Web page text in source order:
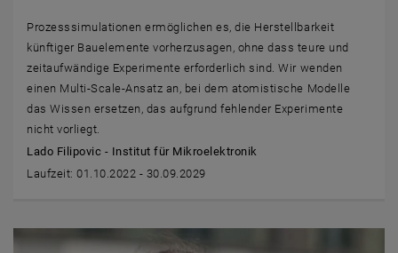
Prozesssimulationen ermöglichen es, die Herstellbarkeit
künftiger Bauelemente vorherzusagen, ohne dass teure und
zeitaufwändige Experimente erforderlich sind. Wir wenden
einen Multi-Scale-Ansatz an, bei dem atomistische Modelle
das Wissen ersetzen, das aufgrund fehlender Experimente
nicht vorliegt.
Lado Filipovic - Institut für Mikroelektronik
Laufzeit: 01.10.2022 - 30.09.2029